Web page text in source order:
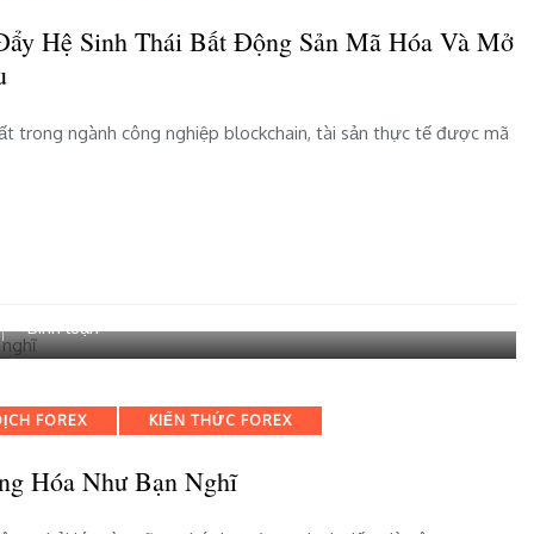
khai
hệ
và
mở
khả
năng
cận
Hệ Sinh Thái Bất Động Sản Mã Hóa Và Mở
ngành công nghiệp blockchain, tài sản thực tế được mã
Bình luậnbài
viết
tài
sản
tư
FOREX KIẾN THỨC FOREX
Hóa Như Bạn Nghĩ